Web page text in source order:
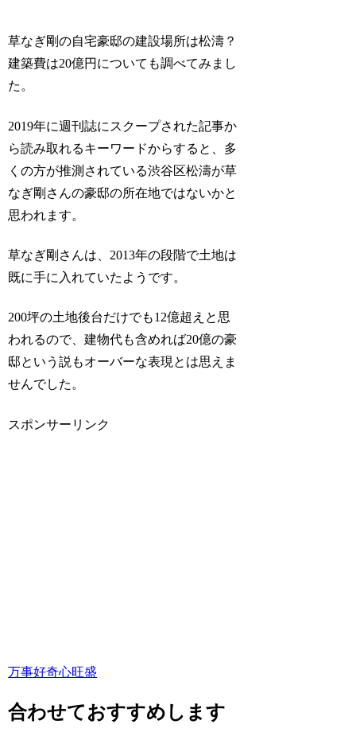
草なぎ剛の自宅豪邸の建設場所は松濤？
建築費は20億円についても調べてみまし
た。
2019年に週刊誌にスクープされた記事か
ら読み取れるキーワードからすると、多
くの方が推測されている渋谷区松濤が草
なぎ剛さんの豪邸の所在地ではないかと
思われます。
草なぎ剛さんは、2013年の段階で土地は
既に手に入れていたようです。
200坪の土地後台だけでも12億超えと思
われるので、建物代も含めれば20億の豪
邸という説もオーバーな表現とは思えま
せんでした。
スポンサーリンク
万事好奇心旺盛
合わせておすすめします